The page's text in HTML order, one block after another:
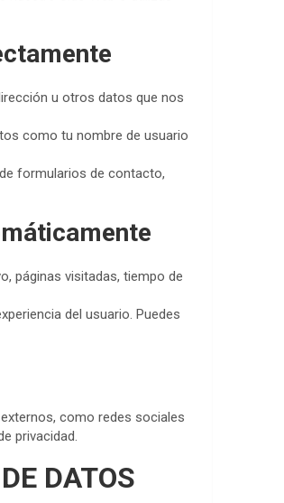
u otros datos que nos
como tu nombre de usuario
formularios de contacto,
páginas visitadas, tiempo de
del usuario. Puedes
como redes sociales
privacidad.
DATOS